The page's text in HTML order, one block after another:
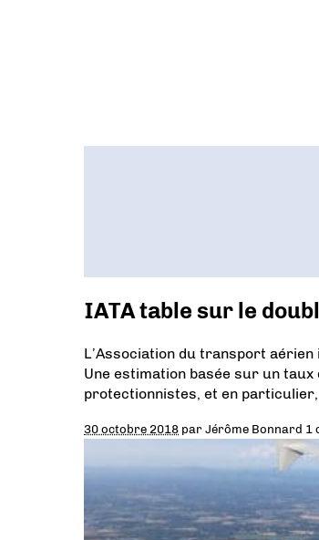
IATA table sur le
L’Association du transport
Une estimation basée sur un
protectionnistes, et en
30 octobre 2018 parJérôme Bonnard 1